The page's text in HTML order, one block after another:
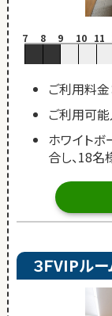
7 8 9 10 11
ご利用料金
ご利用可能
ホワイ
合し、18名
３ＦVIPルー